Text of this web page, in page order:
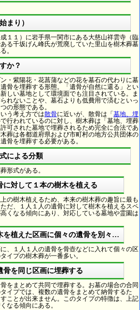
まり）
１１）に岩手県一関市にある大慈山祥雲寺（臨
る千坂げん峰氏が荒廃していた里山を樹木葬墓
。
か？
・紫陽花・花菖蒲などの花を墓石の代わりに墓
骨を埋葬する形態。「遺骨が自然に還る」とい
しい墓地として環境面でも注目されている。ま
れないことや、墓石よりも低費用で済むといっ
の形態である。
う考え方では散骨に近いが、散骨は「 墓地、埋
で行われているのに対し、樹木葬は「墓地、埋葬
可された墓地で埋葬されるため完全に合法であ
葬は各都道府県および市町村の地方公共団体の
骨を埋葬する必要がある。
による分類
形式がある。
に対して１本の樹木を植える
の樹木植えるため、本来の樹木葬の趣旨に最も
だ、１人１人の遺骨に対して樹木を植えるスペ
くなる傾向にあり、対応している墓地や霊園は
を植えた区画に個々の遺骨を別々に埋葬
、１人１人の遺骨を骨壺などに入れて個々の区
イプの樹木葬が一番多い。
骨を同じ区画に埋葬する
をまとめて共同で埋葬する。お墓の場合の合同
イプでは、複数の遺骨をまとめて納骨するた
ことが出来ません。このタイプの特徴は、上記
なる傾向にある。